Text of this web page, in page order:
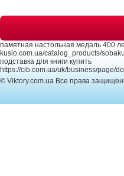
памятная настольная медаль 400
kusio.com.ua/catalog_products/
подставка для книги купить
https://cib.com.ua/uk/business/page/
© Viktory.com.ua Все права